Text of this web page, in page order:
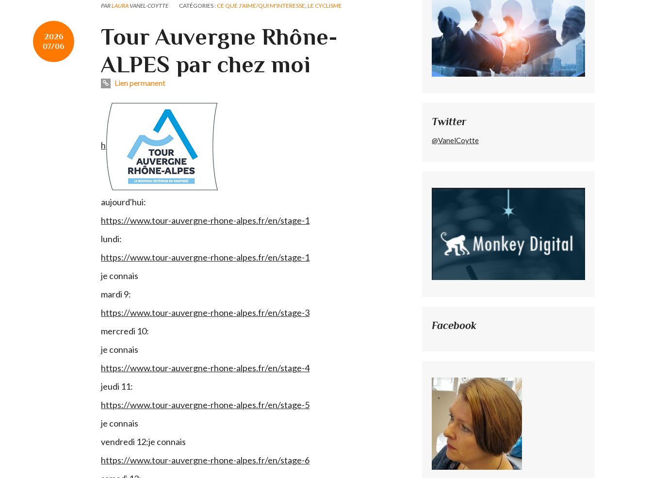
PARLAURA VANEL-COYTTE CATÉGORIES :CE QUE J'AIME/QUI M'INTERESSE LE CYCLISME
2026
07/06
Tour Auvergne Rhône-
ALPES par chez moi
Lien permanent
h
aujourd'hui:
https://www.tour-auvergne-rhone-alpes.fr/en/stage-1
lundi:
https://www.tour-auvergne-rhone-alpes.fr/en/stage-1
je connais
mardi 9:
https://www.tour-auvergne-rhone-alpes.fr/en/stage-3
mercredi 10:
je connais
https://www.tour-auvergne-rhone-alpes.fr/en/stage-4
jeudi 11:
https://www.tour-auvergne-rhone-alpes.fr/en/stage-5
je connais
vendredi 12:je connais
https://www.tour-auvergne-rhone-alpes.fr/en/stage-6
Twitter
@VanelCoytte
Facebook